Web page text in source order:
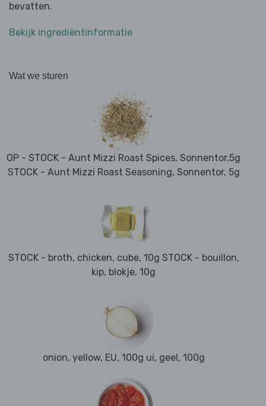
bevatten.
Bekijk ingrediëntinformatie
Wat we sturen
OP - STOCK - Aunt Mizzi Roast Spices, Sonnentor,5g
STOCK - Aunt Mizzi Roast Seasoning, Sonnentor, 5g
STOCK - broth, chicken, cube, 10g STOCK - bouillon,
kip, blokje, 10g
onion, yellow, EU, 100g ui, geel, 100g